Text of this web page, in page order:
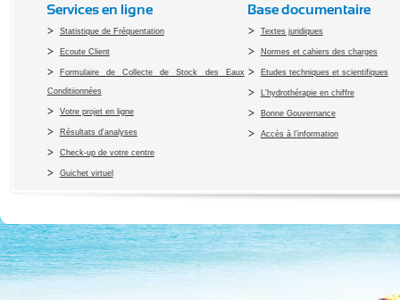
Services en ligne
Statistique de Fréquentation
Ecoute Client
Formulaire de Collecte de Stock des Eaux
Conditiionnées
Votre projet en ligne
Résultats d'analyses
Check-up de votre centre
Guichet virtuel
Base documentaire
Textes juridiques
Normes et cahiers des charges
Etudes techniques et scientifiques
L'hydrothérapie en chiffre
Bonne Gouvernance
Accès à l’information